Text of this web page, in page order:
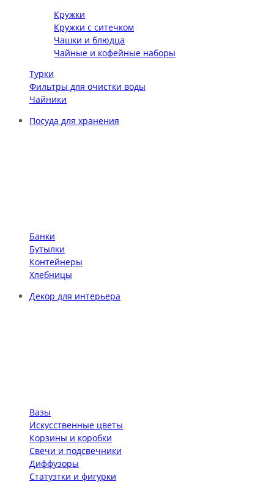
Кружки
Кружки с ситечком
Чашки и блюдца
Чайные и кофейные наборы
Турки
Фильтры для очистки воды
Чайники
Посуда для хранения
Банки
Бутылки
Контейнеры
Хлебницы
Декор для интерьера
Вазы
Искусственные цветы
Корзины и коробки
Свечи и подсвечники
Диффузоры
Статуэтки и фигурки